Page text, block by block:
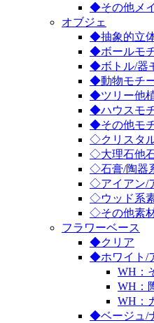
◆その他メ
オブジェ
◆抽象的立
◆ボールモ
◆ボトル/器
◆動物モチ
◆ツリー他
◆ハウスモ
◆その他モ
◇クリスタ
◇大理石他
◇石膏/陶器
◇アイアン/
◇ウッド系
◇その他素
フラワーベース
◆クリア
◆ホワイト/
WH：
WH：
WH：
◆ベージュ/